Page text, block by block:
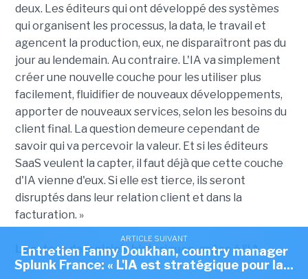
deux. Les éditeurs qui ont développé des systèmes
qui organisent les processus, la data, le travail et
agencent la production, eux, ne disparaîtront pas du
jour au lendemain. Au contraire. L'IA va simplement
créer une nouvelle couche pour les utiliser plus
facilement, fluidifier de nouveaux développements,
apporter de nouveaux services, selon les besoins du
client final. La question demeure cependant de
savoir qui va percevoir la valeur. Et si les éditeurs
SaaS veulent la capter, il faut déjà que cette couche
d'IA vienne d'eux. Si elle est tierce, ils seront
disruptés dans leur relation client et dans la
facturation. »
Le retour de logiciels historiques, grâce à l'IA
ARTICLE SUIVANT
Entretien Fanny Doukhan, country manager
Splunk France: « L'IA est stratégique pour la...